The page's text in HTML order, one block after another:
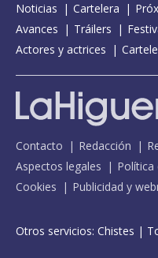
Noticias Cartelera
Avances
Tráilers
Actores y actrices
Contacto Redacción
Aspectos legales
Política
Cookies
Publicidad y
Otros servicios: Chistes |